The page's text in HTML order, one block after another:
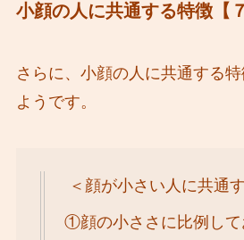
小顔の人に共通する特徴【７
さらに、小顔の人に共通する
ようです。
＜顔が小さい人に共通
①顔の小ささに比例して